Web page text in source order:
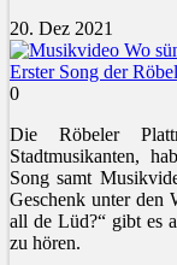
20. Dez 2021
Erster Song der
0
Die Röbeler
Stadtmusikanten,
Song samt
Geschenk unter den
all de Lüd?“ gibt es
zu hören.